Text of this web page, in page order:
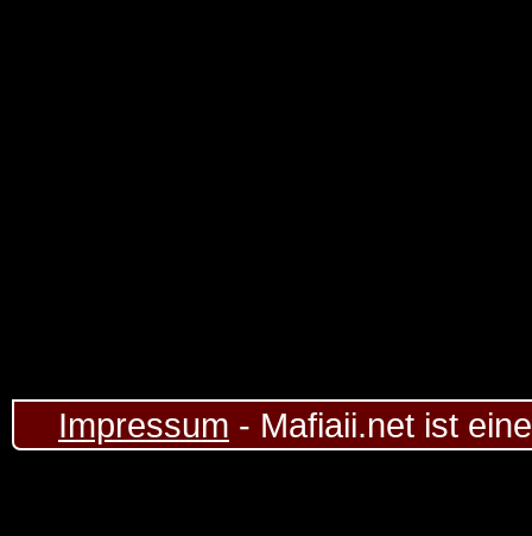
Impressum - Mafiaii.net ist